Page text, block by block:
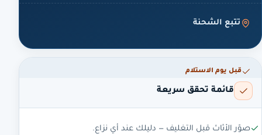
تتبع الشحنة
قبل يوم الاستلام
قائمة تحقق سريعة
صوّر الأثاث قبل التغليف — دليلك عند أي نزاع.